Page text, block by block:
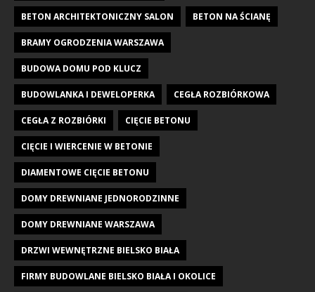
BETON ARCHITEKTONICZNY SALON BETON NA ŚCIANĘ
BRAMY OGRODZENIA WARSZAWA
BUDOWA DOMU POD KLUCZ
BUDOWLANKA I DEWELOPERKA CEGŁA ROZBIÓRKOWA
CEGŁA Z ROZBIÓRKI CIĘCIE BETONU
CIĘCIE I WIERCENIE W BETONIE
DIAMENTOWE CIĘCIE BETONU
DOMY DREWNIANE JEDNORODZINNE
DOMY DREWNIANE WARSZAWA
DRZWI WEWNĘTRZNE BIELSKO BIAŁA
FIRMY BUDOWLANE BIELSKO BIAŁA I OKOLICE